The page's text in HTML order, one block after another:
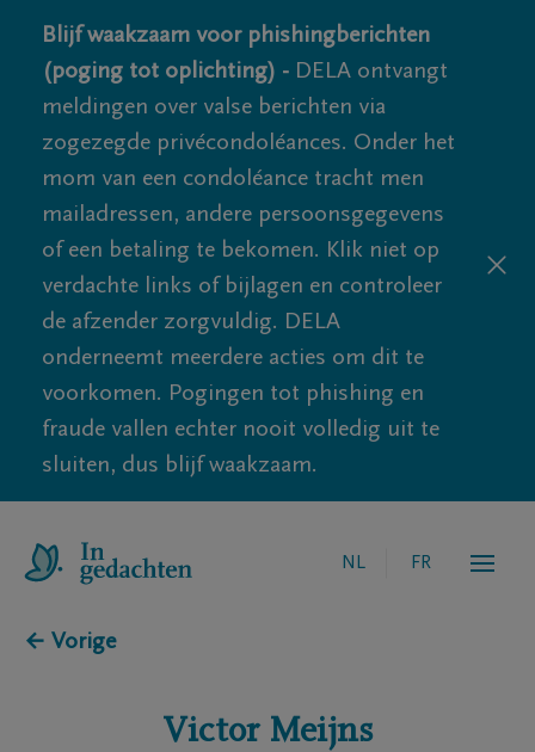
Blijf waakzaam voor phishingberichten
(poging tot oplichting) - DELA ontvangt
meldingen over valse berichten via
zogezegde privécondoléances. Onder het
mom van een condoléance tracht men
mailadressen, andere persoonsgegevens
of een betaling te bekomen. Klik niet op
verdachte links of bijlagen en controleer
de afzender zorgvuldig. DELA
onderneemt meerdere acties om dit te
voorkomen. Pogingen tot phishing en
fraude vallen echter nooit volledig uit te
sluiten, dus blijf waakzaam.
NL FR
← Vorige
Victor Meijns